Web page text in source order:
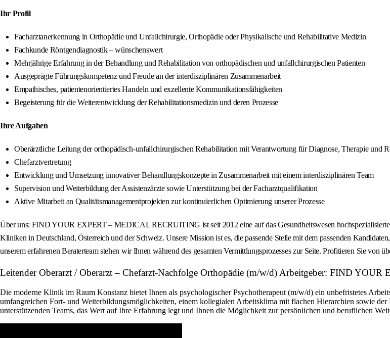
Ihr Profil
Facharztanerkennung in Orthopädie und Unfallchirurgie, Orthopädie oder Physikalische und Rehabilitative Medizin
Fachkunde Röntgendiagnostik – wünschenswert
Mehrjährige Erfahrung in der Behandlung und Rehabilitation von orthopädischen und unfallchirurgischen Patienten
Ausgeprägte Führungskompetenz und Freude an der interdisziplinären Zusammenarbeit
Empathisches, patientenorientiertes Handeln und exzellente Kommunikationsfähigkeiten
Begeisterung für die Weiterentwicklung der Rehabilitationsmedizin und deren Prozesse
Ihre Aufgaben
Oberärztliche Leitung der orthopädisch-unfallchirurgischen Rehabilitation mit Verantwortung für Diagnose, Therapie und
Chefarztvertretung
Entwicklung und Umsetzung innovativer Behandlungskonzepte in Zusammenarbeit mit einem interdisziplinären Team
Supervision und Weiterbildung der Assistenzärzte sowie Unterstützung bei der Facharztqualifikation
Aktive Mitarbeit an Qualitätsmanagementprojekten zur kontinuierlichen Optimierung unserer Prozesse
Über uns: FIND YOUR EXPERT – MEDICAL RECRUITING ist seit 2012 eine auf das Gesundheitswesen
Kliniken in Deutschland, Österreich und der Schweiz. Unsere Mission ist es, die passende Stelle mit dem passenden
unserem erfahrenen Beraterteam stehen wir Ihnen während des gesamten Vermittlungsprozesses zur Seite. Profitieren Sie von
Leitender Oberarzt / Oberarzt – Chefarzt-Nachfolge Orthopädie (m/w/d) Arbeitgeber: FIND
Die moderne Klinik im Raum Konstanz bietet Ihnen als psychologischer Psychotherapeut (m/w/d) ein unbefristetes
umfangreichen Fort- und Weiterbildungsmöglichkeiten, einem kollegialen Arbeitsklima mit flachen Hierarchien sowie
unterstützenden Teams, das Wert auf Ihre Erfahrung legt und Ihnen die Möglichkeit zur persönlichen und beruflichen